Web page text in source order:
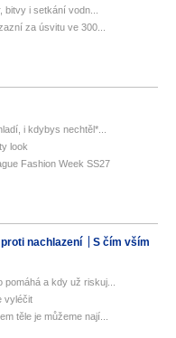
i setkání vodn...
za úsvitu ve 300...
i kdybys nechtěl*...
look
Fashion Week SS27
nachlazení
S čím vším
a kdy už riskuj...
vyléčit
těle je můžeme nají...